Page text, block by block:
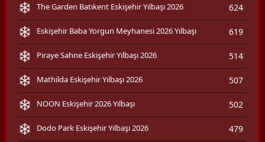
The Garden Batıkent Eskişehir Yılbaşı 2026 624
Eskişehir Baba Yorgun Meyhanesi 2026 Yılbaşı 619
Piraye Sahne Eskişehir Yılbaşı 2026 514
Mathilda Eskişehir Yılbaşı 2026 507
NOON Eskişehir 2026 Yılbaşı 502
Dodo Park Eskişehir Yılbaşı 2026 479